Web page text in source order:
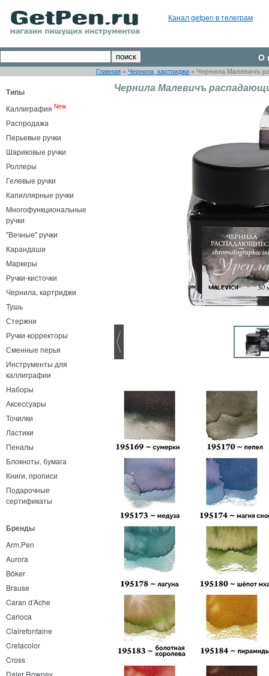
Канал getpen в телеграм
О
Главная » Чернила, картриджи » Чернила Малевичъ
Типы
Каллиграфия New
Распродажа
Перьевые ручки
Шариковые ручки
Роллеры
Гелевые ручки
Капиллярные ручки
Многофункциональные
ручки
"Вечные" ручки
Карандаши
Маркеры
Ручки-кисточки
Чернила, картриджи
Тушь
Стержни
Ручки-корректоры
Сменные перья
Инструменты для
каллиграфии
Наборы
Аксессуары
Точилки
Ластики
Пеналы
Блокноты, бумага
Книги, прописи
Подарочные
сертификаты
Бренды
Arm.Pen
Aurora
Böker
Brause
Caran d’Ache
Carioca
Clairefontaine
Cretacolor
Cross
Daler Rowney
Чернила Малевичъ